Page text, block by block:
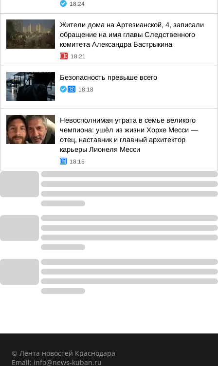
18:24
Жители дома на Артезианской, 4, записали
обращение на имя главы Следственного
комитета Александра Бастрыкина
18:21
Безопасность превыше всего
18:18
Невосполнимая утрата в семье великого
чемпиона: ушёл из жизни Хорхе Месси —
отец, наставник и главный архитектор
карьеры Лионеля Месси
18:15
© Лента новостей Краснодара
Email: info@news-kuban.ru